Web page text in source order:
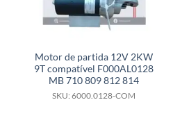
Motor de partida 12V 2KW
9T compatível F000AL0128
MB 710 809 812 814
SKU: 6000.0128-COM